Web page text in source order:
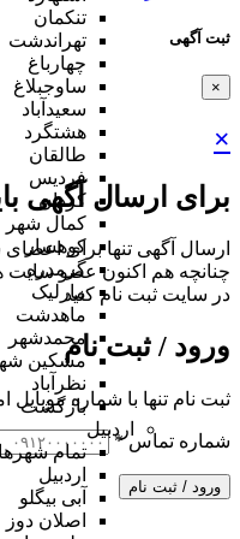
ثبت آگهی
×
×
برای ارسال آگهی
ارسال آگهی تنها برای
چنانچه هم‌ اکنون عضو سایت
در سایت ثبت نام کنید
ورود / ثبت نام
ثبت نام تنها با شماره
شماره تماس*
ورود / ثبت نام
تنکمان
تهراندشت
چهارباغ
ساوجبلاغ
سعیدآباد
هشتگرد
طالقان
فردیس
کردان
کمال شهر
کوهسار
گرمدره
مارلیک
ماهدشت
محمدشهر
مشکین
نظرآباد
بازگشت
اردبیل
تمام
اردبیل
آبی بیگلو
اصلان دوز